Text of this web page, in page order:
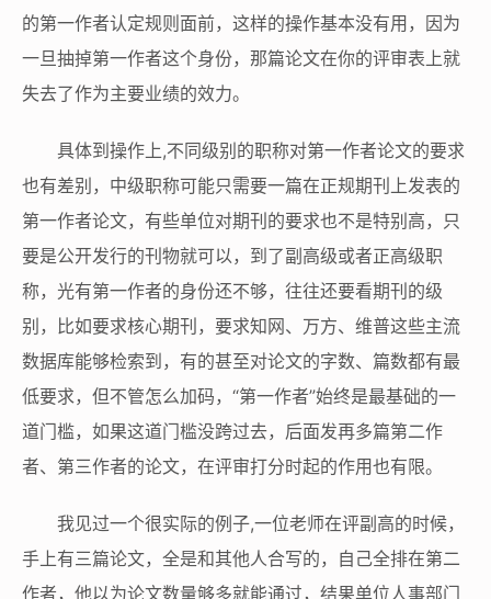
的第一作者认定规则面前，这样的操作基本没有用，因为
一旦抽掉第一作者这个身份，那篇论文在你的评审表上就
失去了作为主要业绩的效力。
具体到操作上,不同级别的职称对第一作者论文的要求
也有差别，中级职称可能只需要一篇在正规期刊上发表的
第一作者论文，有些单位对期刊的要求也不是特别高，只
要是公开发行的刊物就可以，到了副高级或者正高级职
称，光有第一作者的身份还不够，往往还要看期刊的级
别，比如要求核心期刊，要求知网、万方、维普这些主流
数据库能够检索到，有的甚至对论文的字数、篇数都有最
低要求，但不管怎么加码，“第一作者”始终是最基础的一
道门槛，如果这道门槛没跨过去，后面发再多篇第二作
者、第三作者的论文，在评审打分时起的作用也有限。
我见过一个很实际的例子,一位老师在评副高的时候，
手上有三篇论文，全是和其他人合写的，自己全排在第二
作者，他以为论文数量够多就能通过，结果单位人事部门